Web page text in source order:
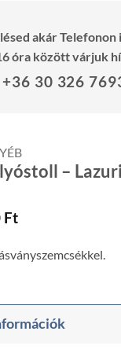
akár Telefonon
óra között várjuk
+36 30 326
–
FtCurrent
is:
1.990 Ft.